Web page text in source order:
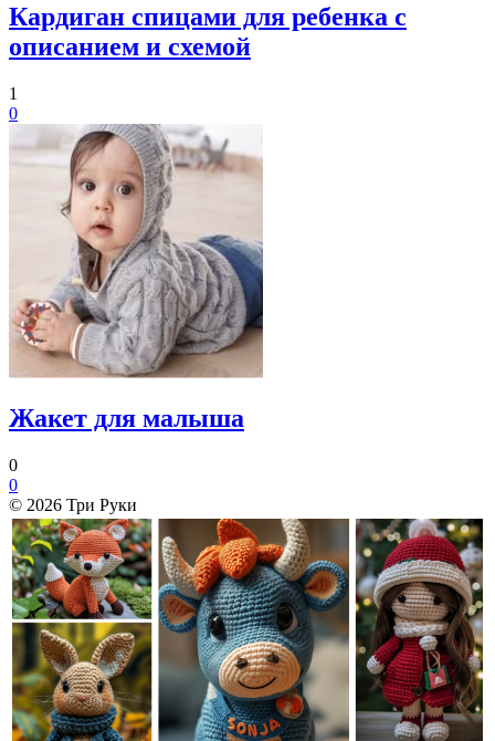
Кардиган спицами для ребенка с
описанием и схемой
1
0
Жакет для малыша
0
0
© 2026 Три Руки